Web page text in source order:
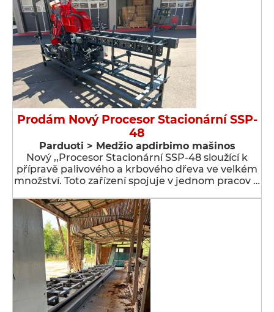
Prodám Nový Procesor Stacionární SSP-
48
Parduoti > Medžio apdirbimo mašinos
Nový ,,Procesor Stacionární SSP-48 sloužící k
přípravě palivového a krbového dřeva ve velkém
množství. Toto zařízení spojuje v jednom pracov …